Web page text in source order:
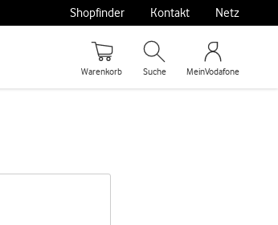
Shopfinder Kontakt Netz
Warenkorb Suche MeinVodafone